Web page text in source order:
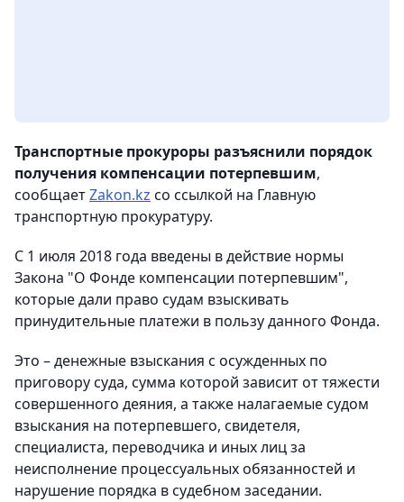
Транспортные прокуроры разъяснили порядок
получения компенсации потерпевшим,
сообщаетZakon.kz со ссылкой на Главную
транспортную прокуратуру.
С 1 июля 2018 года введены в действие нормы
Закона "О Фонде компенсации потерпевшим",
которые дали право судам взыскивать
принудительные платежи в пользу данного Фонда.
Это – денежные взыскания с осужденных по
приговору суда, сумма которой зависит от тяжести
совершенного деяния, а также налагаемые судом
взыскания на потерпевшего, свидетеля,
специалиста, переводчика и иных лиц за
неисполнение процессуальных обязанностей и
нарушение порядка в судебном заседании.